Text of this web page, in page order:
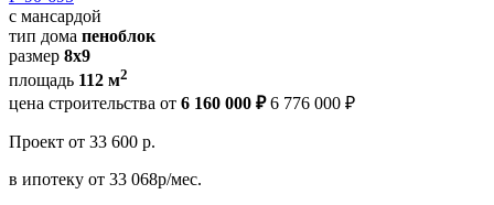
с мансардой
тип дома пеноблок
размер 8x9
площадь 112 м2
цена строительства от 6 160 000 ₽ 6 776 000 ₽
Проект от 33 600 р.
в ипотеку от 33 068р/мес.